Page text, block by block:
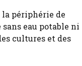
périphérie de
eau potable ni
cultures et des